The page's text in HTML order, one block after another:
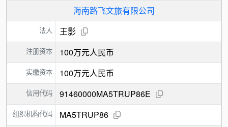
海南路飞文旅有限公司
法人 王影
注册资本 100万元人民币
实缴资本 100万元人民币
信用代码 91460000MA5TRUP86E
组织机构代码 MA5TRUP86